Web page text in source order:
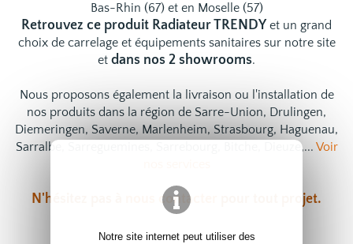
Notre site internet peut utiliser des
Bas-Rhin (67) et en Moselle (57)
Retrouvez ce produit Radiateur TRENDY et un grand
choix de carrelageet équipements sanitairessur notre site
et dans nos 2 showrooms.
Nous proposons également la livraison ou l'installation de
nos produits dans la région de Sarre-Union, Drulingen,
Diemeringen, Saverne, Marlenheim, Strasbourg, Haguenau,
Sarralbe, Sarreguemines, Sarrebourg, Bitche, Dieuze,... Voir
N'hésitez pas à nous contacter pour tout projet.